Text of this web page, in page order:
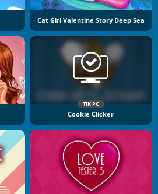
Cat Girl Valentine Story Deep Sea
TIK PC
Cookie Clicker